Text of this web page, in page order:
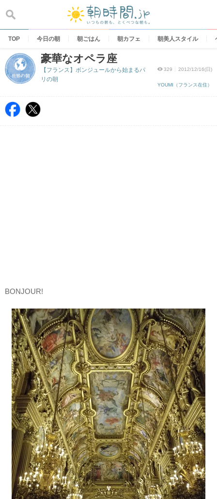
content
TOP 今日の朝 朝ごはん 朝カフェ 朝美人スタイル
豪華なオペラ座
329 2012/12/16(日)
YOUMI（フランス在住）
【フランス】ボンジュールから始まるパ
リの朝
BONJOUR!